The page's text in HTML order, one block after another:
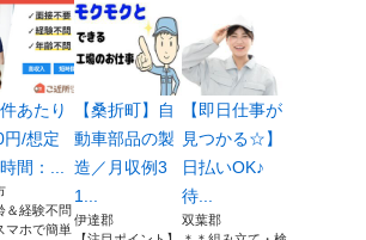
件あたり
円/想定
間：...
＆経験不問
マホで簡単
【桑折町】自
動車部品の製
造／月収例3
1...
伊達郡
【即日仕事が
見つかる☆】
日払いOK♪
待...
双葉郡